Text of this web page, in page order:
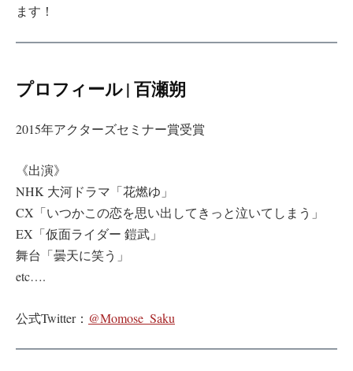
ます！
プロフィール | 百瀬朔
2015年アクターズセミナー賞受賞
《出演》
NHK 大河ドラマ「花燃ゆ」
CX「いつかこの恋を思い出してきっと泣いてしまう」
EX「仮面ライダー 鎧武」
舞台「曇天に笑う」
etc….
公式Twitter： @Momose_Saku